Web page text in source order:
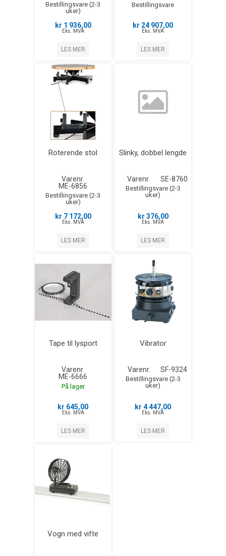
Bestillingsvare (2-3
uker)
kr 1 936,00
Eks. MVA
LES MER
Bestillingsvare
kr 24 907,00
Eks. MVA
LES MER
Roterende stol
Varenr.
ME-6856
Bestillingsvare (2-3
uker)
kr 7 172,00
Eks. MVA
LES MER
Slinky, dobbel lengde
Varenr. SE-8760
Bestillingsvare (2-3
uker)
kr 376,00
Eks. MVA
LES MER
Tape til lysport
Varenr.
ME-6666
På lager
kr 645,00
Eks. MVA
LES MER
Vibrator
Varenr. SF-9324
Bestillingsvare (2-3
uker)
kr 4 447,00
Eks. MVA
LES MER
Vogn med vifte